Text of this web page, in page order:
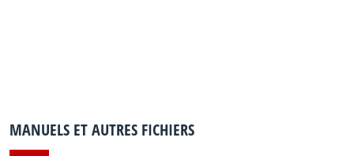
MANUELS ET AUTRES FICHIERS